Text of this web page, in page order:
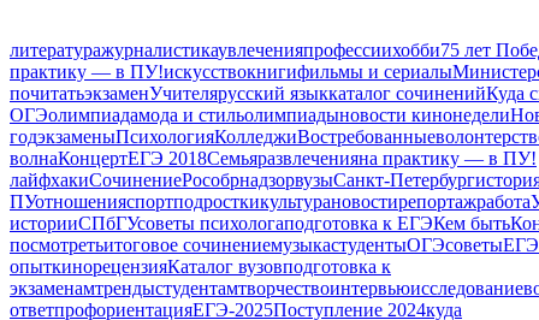
литературажурналистикаувлеченияпрофессиихобби75 лет
практику — в ПУ!искусствокнигифильмы и сериалы
почитатьэкзаменУчителярусский языккаталог сочиненийКуда
ОГЭолимпиадамода и стильолимпиадыновости кинонедели
годэкзаменыПсихологияКолледжиВостребованные
волнаКонцертЕГЭ 2018Семьяразвлеченияна практику — в ПУ!
лайфхакиСочинениеРособрнадзорвузыСанкт-Петербург
ПУотношенияспортподросткикультурановостирепортажработа
историиСПбГУсоветы психологаподготовка к ЕГЭКем быть
посмотретьитоговое сочинениемузыкастудентыОГЭсоветыЕГЭ
опыткинорецензияКаталог вузовподготовка к
экзаменамтрендыстудентамтворчествоинтервьюисследование
ответпрофориентацияЕГЭ-2025Поступление 2024куда